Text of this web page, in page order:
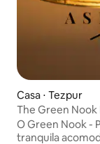
Casa ⋅ Tezpur
The Green
quartos)
O Green Nook -
tranquila